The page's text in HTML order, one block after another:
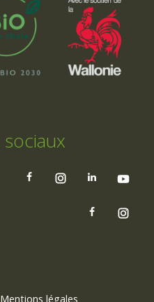
sociaux
Mentions légales